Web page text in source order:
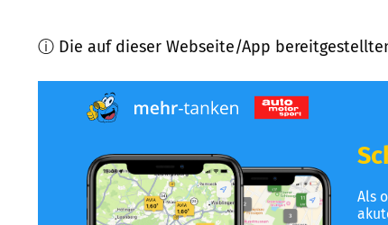
ⓘ Die auf dieser Webseite/App
Als